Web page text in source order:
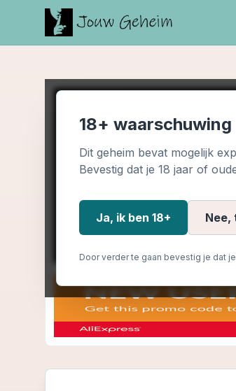
18+ waarschuwing
Dit geheim bevat mogelijk
Bevestig dat je 18 jaar of
Ja, ik ben 18+ Nee,
Door verder te gaan bevestig je dat